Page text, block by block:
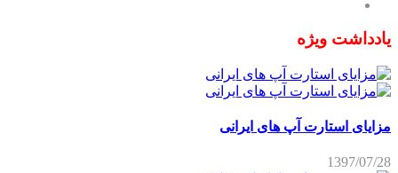
یادداشت ویژه
مزایای استارت آپ های ایرانی
1397/07/28